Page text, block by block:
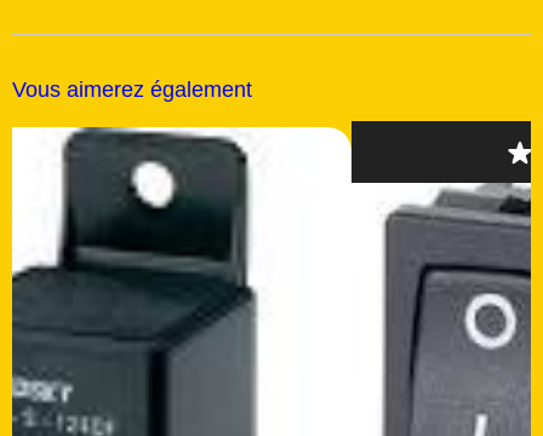
Vous aimerez également
Produit du mois